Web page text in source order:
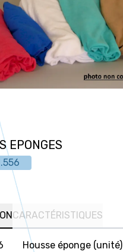
EPONGES
CARACTÉRISTIQUES
Housse éponge (unité)